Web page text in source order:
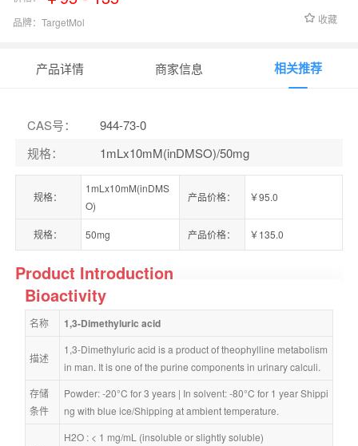
品牌： TargetMol 收藏
产品详情 商家信息 相关推荐
CAS号：
944-73-0
规格： 1mLx10mM(inDMSO)/50mg
规格：
1mLx10mM(inDMS
O)
产品价格： ￥95.0
规格： 50mg 产品价格： ￥135.0
Product Introduction
Bioactivity
名称 1,3-Dimethyluric acid
描述
1,3-Dimethyluric acid is a product of theophylline metabolism
in man. It is one of the purine components in urinary calculi.
存储
条件
Powder: -20°C for 3 years | In solvent: -80°C for 1 year Shippi
ng with blue ice/Shipping at ambient temperature.
H2O : < 1 mg/mL (insoluble or slightly soluble)